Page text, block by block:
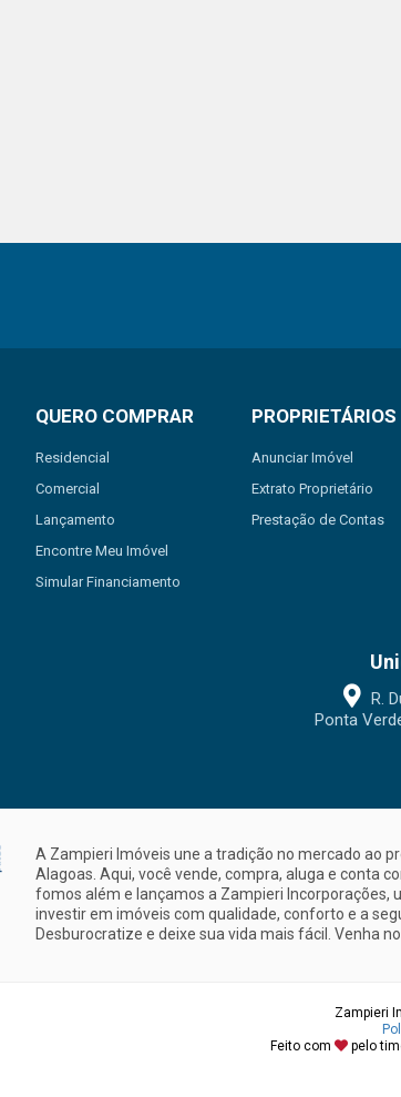
QUERO COMPRAR
Residencial
Comercial
Lançamento
Encontre Meu Imóvel
Simular Financiamento
PROPRIETÁRIOS
Anunciar Imóvel
Extrato Proprietário
Prestação de Contas
R.
Ponta
A Zampieri Imóveis une a tradição no mercado ao
Alagoas. Aqui, você vende, compra, aluga e conta
fomos além e lançamos a Zampieri Incorporações,
investir em imóveis com qualidade, conforto e a
Desburocratize e deixe sua vida mais fácil. Venha
Zampieri
Feito com
pelo